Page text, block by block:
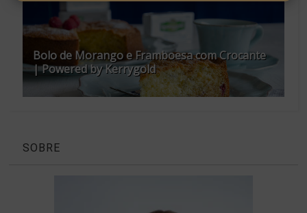
Bolo de Morango e Framboesa com Crocante
| Powered by Kerrygold
SOBRE